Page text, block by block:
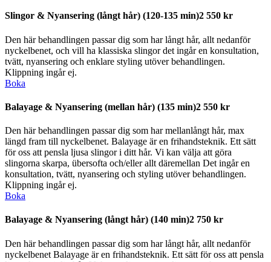
Slingor & Nyansering (långt hår) (120-135 min)2 550 kr
Den här behandlingen passar dig som har långt hår, allt nedanför
nyckelbenet, och vill ha klassiska slingor det ingår en konsultation,
tvätt, nyansering och enklare styling utöver behandlingen.
Klippning ingår ej.
Boka
Balayage & Nyansering (mellan hår) (135 min)2 550 kr
Den här behandlingen passar dig som har mellanlångt hår, max
längd fram till nyckelbenet. Balayage är en frihandsteknik. Ett sätt
för oss att pensla ljusa slingor i ditt hår. Vi kan välja att göra
slingorna skarpa, übersofta och/eller allt däremellan Det ingår en
konsultation, tvätt, nyansering och styling utöver behandlingen.
Klippning ingår ej.
Boka
Balayage & Nyansering (långt hår) (140 min)2 750 kr
Den här behandlingen passar dig som har långt hår, allt nedanför
nyckelbenet Balayage är en frihandsteknik. Ett sätt för oss att pensla